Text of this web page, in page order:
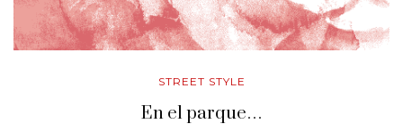
STREET STYLE
En el parque…